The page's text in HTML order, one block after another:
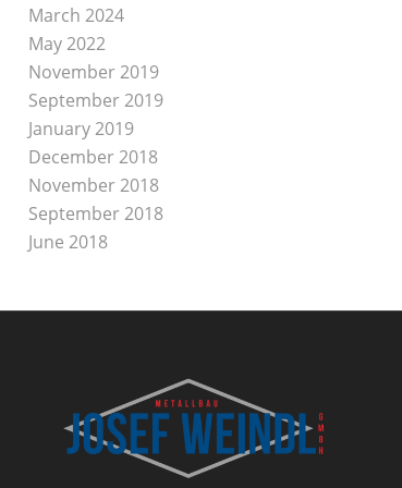
March 2024
May 2022
November 2019
September 2019
January 2019
December 2018
November 2018
September 2018
June 2018